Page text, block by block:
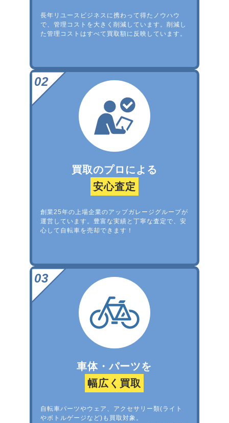
長年リユースビジネスに携わって得たノウハウ
で、管理コストを大きく削減しています。削減し
た管理コストはすべて買取額に反映しています。
買取のプロによる
安心査定
創業25年の上場企業のアップガレージグループが
運営しています。豊富な実績と丁寧な査定で、安
心して自転車を売却できます！
車体・パーツを
幅広く買取
自転車パーツやウェア、アクセサリー類(ライト
やボトルゲージなど)も買取対象。